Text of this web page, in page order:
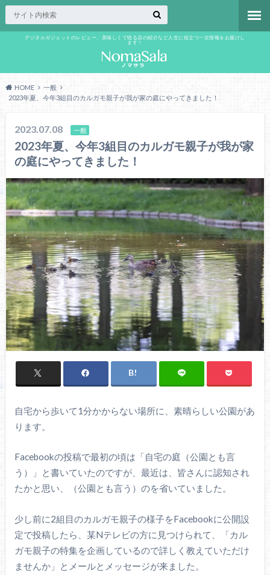
デジタルガジェットのレビュー、美味しくて唸る店の紹介など人生に役立つ一次情報をお届けし
ます！
HOME
一般
2023年夏、今年3組目のカルガモ親子が我が家の庭にやってきました！
2023.07.08 一般
2023年夏、今年3組目のカルガモ親子が我が家
の庭にやってきました！
自宅から歩いて1分かからない場所に、素晴らしい公園があ
ります。
Facebookの投稿で最初の頃は「自宅の庭（公園とも言
う）」と書いていたのですが、最近は、皆さんに認知され
たかと思い、（公園とも言う）のを省いていました。
少し前に2組目のカルガモ親子の様子をFacebookに公開設
定で投稿したら、某Nテレビの方に見つけられて、「カル
ガモ親子の特集を企画しているので詳しく教えていただけ
ませんか」とメールとメッセージが来ました。